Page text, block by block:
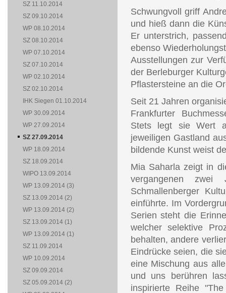
Schwungvoll griff
und hieß dann die
Er unterstrich,
ebenso
Ausstellungen zur
der Berleburger
Pflastersteine an die
Seit 21 Jahren
Frankfurter
Stets legt sie Wert
jeweiligen Gastland
bildende Kunst weist
Mia Saharla zeigt in
vergangenen
Schmallenberger
einführte. Im
Serien steht die
welcher selektive
behalten, andere
Eindrücke seien, die
eine Mischung aus
und uns berühren
inspirierte Reihe
SZ 11.10.2014
SZ 09.10.2014
WP 08.10.2014
SZ 08.10.2014
WP 07.10.2014
SZ 07.10.2014
WP 02.10.2014
SZ 02.10.2014
IHK Siegen 01.10.2014
WP 30.09.2014
WP 27.09.2014
SZ 27.09.2014
WP 18.09.2014
SZ 18.09.2014
WIPO 13.09.2014
WP 13.09.2014 (3)
SZ 13.09.2014 (2)
WP 13.09.2014 (2)
SZ 13.09.2014 (1)
WP 13.09.2014 (1)
SZ 11.09.2014
WP 10.09.2014
SZ 09.09.2014
SZ 05.09.2014 (2)